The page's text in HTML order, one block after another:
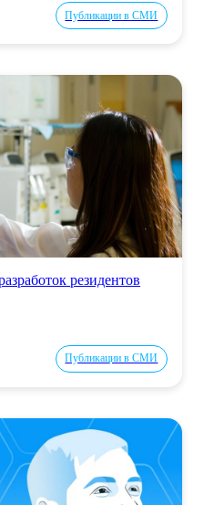
Публикации в СМИ
резидентов
Публикации в СМИ